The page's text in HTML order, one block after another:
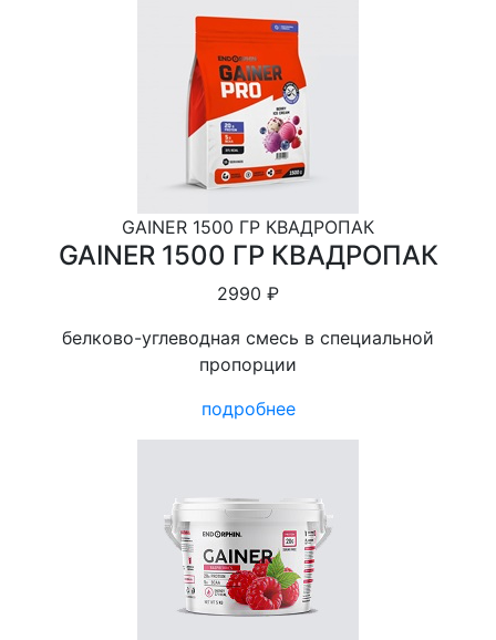
GAINER 1500 ГР КВАДРОПАК
GAINER 1500 ГР КВАДРОПАК
2990 ₽
белково-углеводная смесь в специальной
пропорции
подробнее